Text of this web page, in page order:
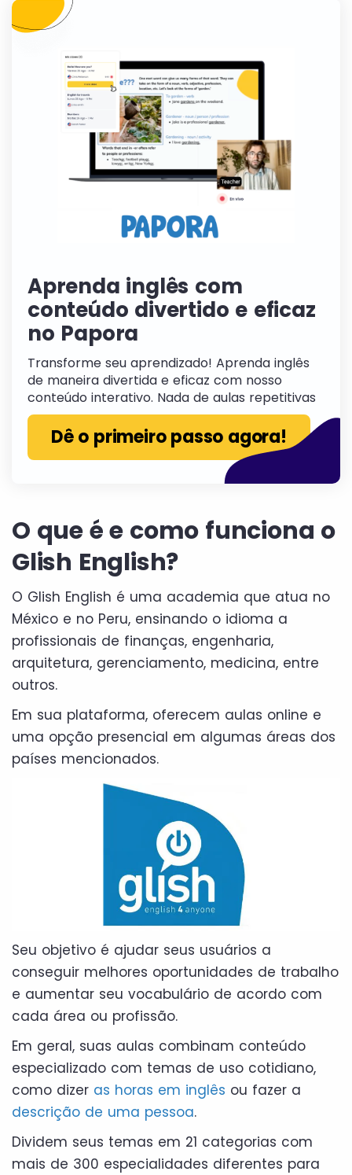
Aprenda inglês com
conteúdo divertido e eficaz
no Papora
Transforme seu aprendizado! Aprenda inglês
de maneira divertida e eficaz com nosso
conteúdo interativo. Nada de aulas repetitivas
Dê o primeiro passo agora!
O que é e como funciona o
Glish English?
O Glish English é uma academia que atua no
México e no Peru, ensinando o idioma a
profissionais de finanças, engenharia,
arquitetura, gerenciamento, medicina, entre
outros.
Em sua plataforma, oferecem aulas online e
uma opção presencial em algumas áreas dos
países mencionados.
Seu objetivo é ajudar seus usuários a
conseguir melhores oportunidades de trabalho
e aumentar seu vocabulário de acordo com
cada área ou profissão.
Em geral, suas aulas combinam conteúdo
especializado com temas de uso cotidiano,
como dizer as horas em inglês ou fazer a
descrição de uma pessoa.
Dividem seus temas em 21 categorias com
mais de 300 especialidades diferentes para